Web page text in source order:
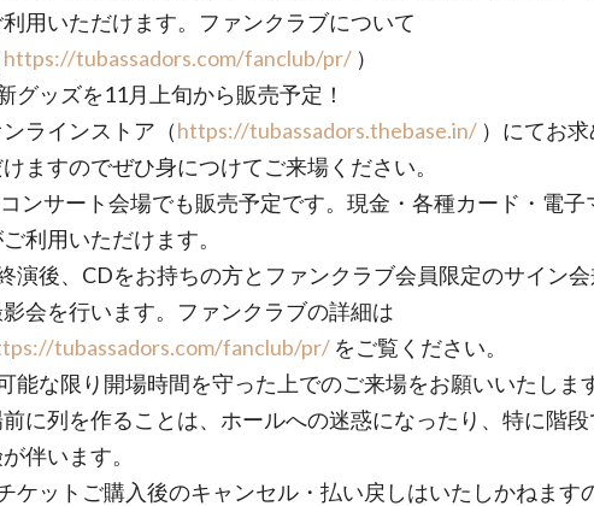
利用いただけます。ファンクラブについて
https://tubassadors.com/fanclub/pr/ ）
グッズを11月上旬から販売予定！
ラインストア（https://tubassadors.thebase.in/ ）にてお
ますのでぜひ身につけてご来場ください。
ンサート会場でも販売予定です。現金・各種カード・電子
利用いただけます。
演後、CDをお持ちの方とファンクラブ会員限定のサイン
会を行います。ファンクラブの詳細は
tubassadors.com/fanclub/pr/ をご覧ください。
能な限り開場時間を守った上でのご来場をお願いいたしま
に列を作ることは、ホールへの迷惑になったり、特に階
伴います。
ケットご購入後のキャンセル・払い戻しはいたしかねます